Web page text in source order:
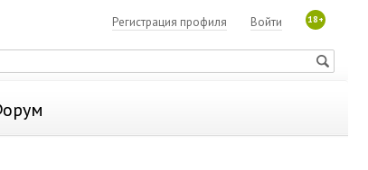
18+
Войти
Регистрация профиля